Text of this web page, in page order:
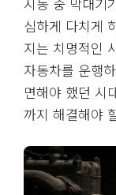
심하게 다치게
지는 치명적인
자동차를 운행
면해야 했던 시
까지 해결해야